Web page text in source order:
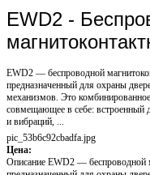
EWD2 -
EWD2 — беспроводной
предназначенный для охраны
механизмов. Это
совмещающее в себе: встроенный
и вибраций, ...
pic_53b6c92cbadfa.jpg
Цена:
Описание EWD2 — беспроводной